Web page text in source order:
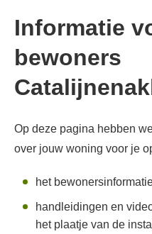
Informatie voor
bewoners
Op deze pagina hebben
over jouw woning voor je
het
handleidingen en
het plaatje van de